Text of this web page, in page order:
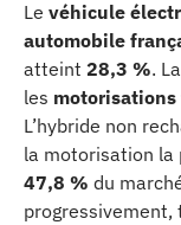
Le véhicule
automobile
atteint 28,3 %.
les
L’hybride non
la motorisation la
47,8 % du
progressivement,